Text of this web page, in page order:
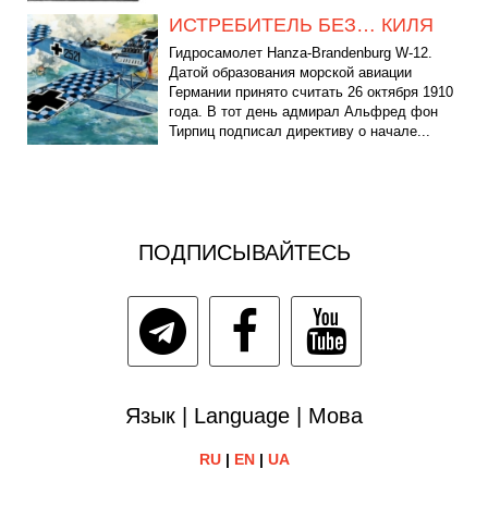
ИСТРЕБИТЕЛЬ БЕЗ… КИЛЯ
Гидросамолет Hanza-Brandenburg W-12.
Датой образования морской авиации
Германии принято считать 26 октября 1910
года. В тот день адмирал Альфред фон
Тирпиц подписал директиву о начале...
ПОДПИСЫВАЙТЕСЬ
Язык | Language | Мова
RU| EN| UA